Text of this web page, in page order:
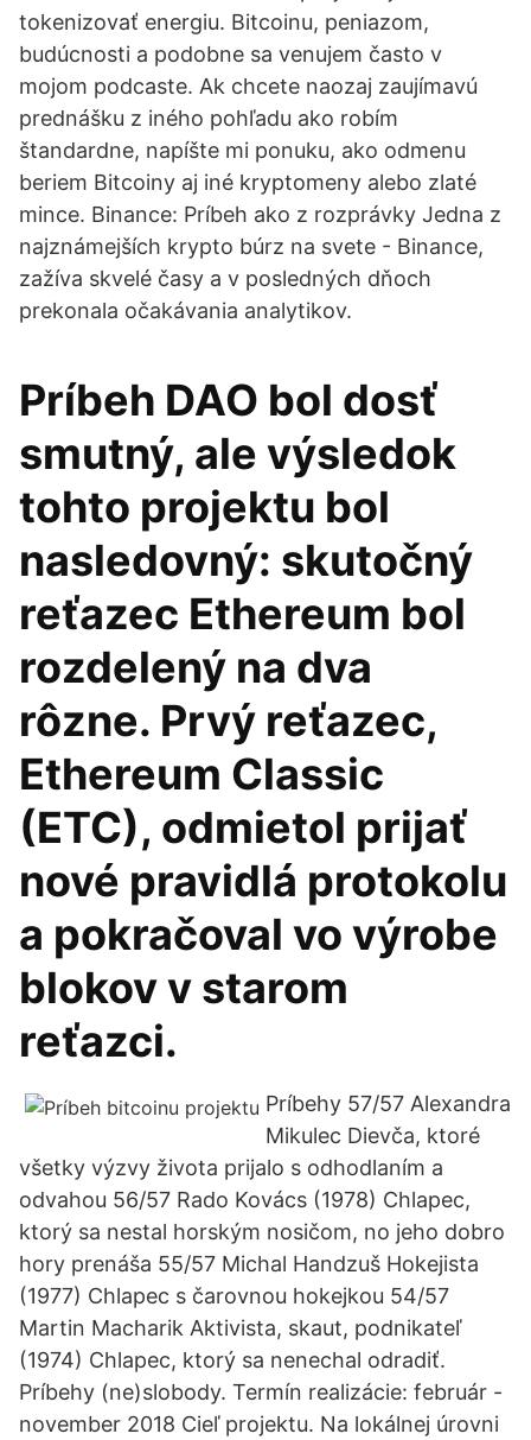
tokenizovať energiu. Bitcoinu, peniazom,
budúcnosti a podobne sa venujem často v
mojom podcaste. Ak chcete naozaj zaujímavú
prednášku z iného pohľadu ako robím
štandardne, napíšte mi ponuku, ako odmenu
beriem Bitcoiny aj iné kryptomeny alebo zlaté
mince. Binance: Príbeh ako z rozprávky Jedna z
najznámejších krypto búrz na svete - Binance,
zažíva skvelé časy a v posledných dňoch
prekonala očakávania analytikov.
Príbeh DAO bol dosť
smutný, ale výsledok
tohto projektu bol
nasledovný: skutočný
reťazec Ethereum bol
rozdelený na dva
rôzne. Prvý reťazec,
Ethereum Classic
(ETC), odmietol prijať
nové pravidlá protokolu
a pokračoval vo výrobe
blokov v starom
reťazci.
Príbehy 57/57 Alexandra
Mikulec Dievča, ktoré
všetky výzvy života prijalo s odhodlaním a
odvahou 56/57 Rado Kovács (1978) Chlapec,
ktorý sa nestal horským nosičom, no jeho dobro
hory prenáša 55/57 Michal Handzuš Hokejista
(1977) Chlapec s čarovnou hokejkou 54/57
Martin Macharik Aktivista, skaut, podnikateľ
(1974) Chlapec, ktorý sa nenechal odradiť.
Príbehy (ne)slobody. Termín realizácie: február -
november 2018 Cieľ projektu. Na lokálnej úrovni